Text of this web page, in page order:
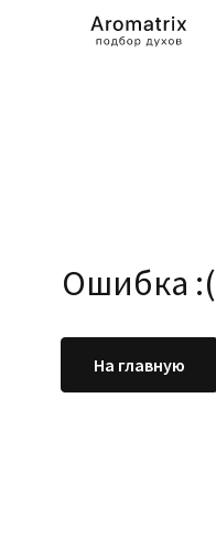
Ошибка :(
На главную